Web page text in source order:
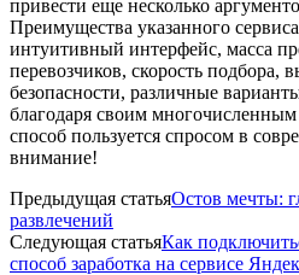
привести еще несколько
Преимущества указанного
интуитивный интерфейс, масса
перевозчиков, скорость подбора,
безопасности, различные
благодаря своим
способ пользуется спросом в
внимание!
Предыдущая статьяОстов мечты:
развлечений
Следующая статьяКак
способ заработка на сервисе